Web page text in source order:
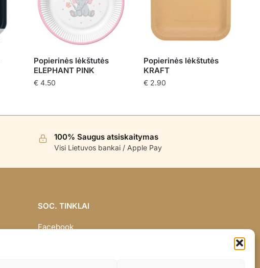
Popierinės lėkštutės
ELEPHANT PINK
€ 4.50
Popierinės lėkštutės
KRAFT
€2.90
100% Saugus atsiskaitymas
Visi Lietuvos bankai / Apple Pay
SOC. TINKLAI
Facebook